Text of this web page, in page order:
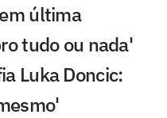
última
tudo ou nada'
Luka Doncic: